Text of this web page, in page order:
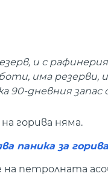
и с
има резерви,
дневния запас
горива няма.
паника за
петролната